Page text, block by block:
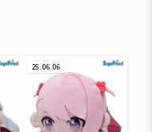
25.06.06